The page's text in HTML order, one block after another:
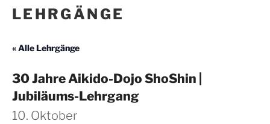
LEHRGÄNGE
« Alle Lehrgänge
30 Jahre Aikido-Dojo ShoShin |
Jubiläums-Lehrgang
10. Oktober